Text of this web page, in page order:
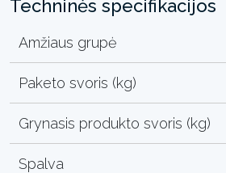
Techninės specifikacijos
Amžiaus grupė
Paketo svoris (kg)
Grynasis produkto svoris (kg)
Spalva